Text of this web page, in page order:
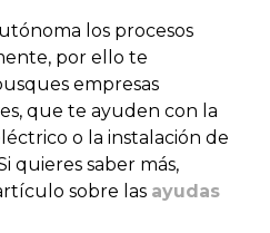
los procesos
por ello te
empresas
que te ayuden con la
o la instalación de
quieres saber más,
sobre las ayudas